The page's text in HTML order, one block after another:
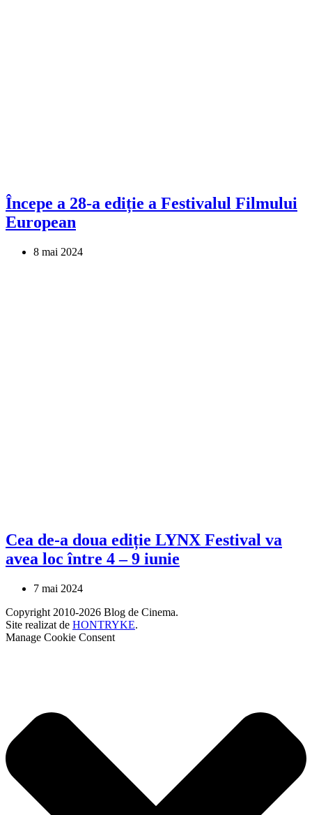
Începe a 28-a ediție a Festivalul Filmului
European
8 mai 2024
Cea de-a doua ediție LYNX Festival va
avea loc între 4 – 9 iunie
7 mai 2024
Copyright 2010-2026 Blog de Cinema.
Site realizat de HONTRYKE.
Manage Cookie Consent